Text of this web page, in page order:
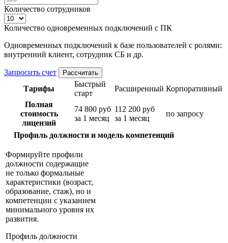
Количество сотрудников
Количество одновременных подключений с ПК
Одновременных подключений к базе пользователей с ролями:
внутренний клиент, сотрудник СБ и др.
Запросить счет Рассчитать
Тарифы
Быстрый
старт
Расширенный Корпоративный
Полная
стоимость
лицензий
74 800 руб
за 1 месяц
112 200 руб
за 1 месяц
по запросу
Профиль должности и модель компетенций
Формируйте профили
должности содержащие
не только формальные
характеристики (возраст,
образование, стаж), но и
компетенции с указанием
минимального уровня их
развития.
Профиль должности